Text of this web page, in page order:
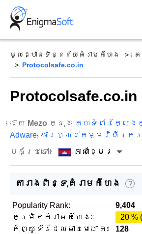
Skip
content
មូលដ្ឋានទិន្នន័យគំរាមកំហែង
Protocolsafe.co.in
Protocolsafe.co.in
ដោយ Mezo ក្នុង គេហទំព័រក្លែង
Adware, ចោរប្លន់កម្មវិធីរុក
បកប្រែទៅ៖
ភាសាខ្មែរ
តារាងពិន្ទុគំរាមកំហែង ?
Popularity Rank:
9,404
កម្រិតគំរាមកំហែង៖
20
កុំព្យូទ័រដែលមានមេរោគ៖
128